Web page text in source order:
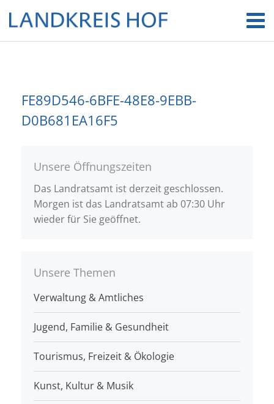
FE89D546-6BFE-48E8-9EBB-
D0B681EA16F5
Unsere Öffnungszeiten
Das Landratsamt ist derzeit geschlossen.
Morgen ist das Landratsamt ab 07:30 Uhr
wieder für Sie geöffnet.
Unsere Themen
Verwaltung & Amtliches
Jugend, Familie & Gesundheit
Tourismus, Freizeit & Ökologie
Kunst, Kultur & Musik